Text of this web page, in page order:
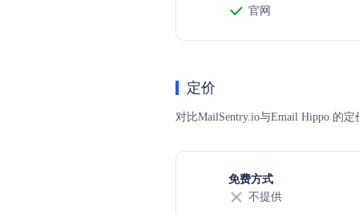
官网
定价
对比MailSentry.io与Email Hippo 的
免费方式
不提供